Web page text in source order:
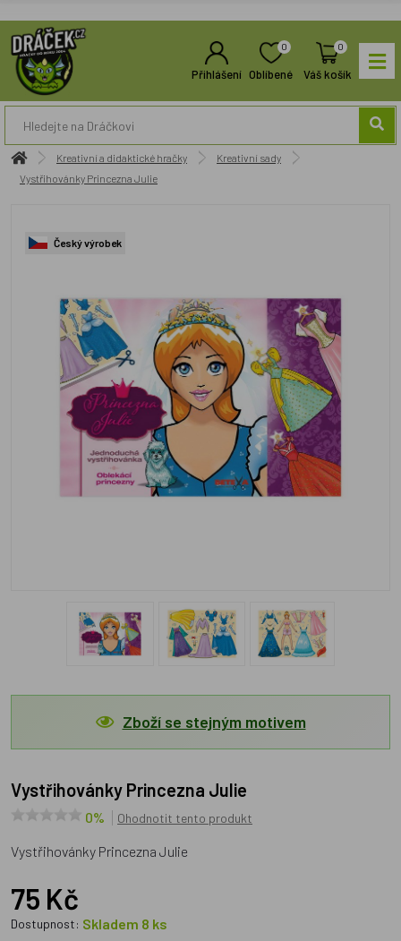
Přihlášení
0
Oblíbené
0
Váš košík
Kreativní a didaktické hračky
Kreativní sady
Vystřihovánky Princezna Julie
Český výrobek
Zboží se stejným motivem
Vystřihovánky Princezna Julie
0% Ohodnotit tento produkt
Vystřihovánky Princezna Julie
75 Kč
Dostupnost: Skladem 8 ks